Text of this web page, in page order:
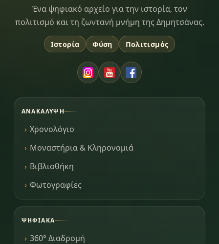
Dimitsana.gr
Ένα ψηφιακό αρχείο για την ιστορία, τον
πολιτισμό και τη ζωντανή μνήμη της Δημητσάνας.
Ιστορία Φύση Πολιτισμός
ΑΝΑΚΆΛΥΨΗ
Χρονολόγιο
Μοναστήρια & Κληρονομιά
Βιβλιοθήκη
Φωτογραφίες
ΨΗΦΙΑΚΆ
360° Διαδρομή